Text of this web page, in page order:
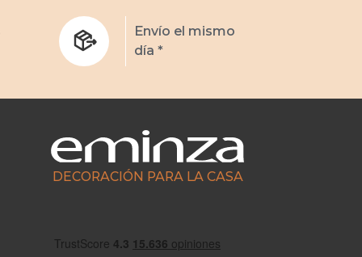
Envío el mismo
día *
DECORACIÓN PARA LA CASA